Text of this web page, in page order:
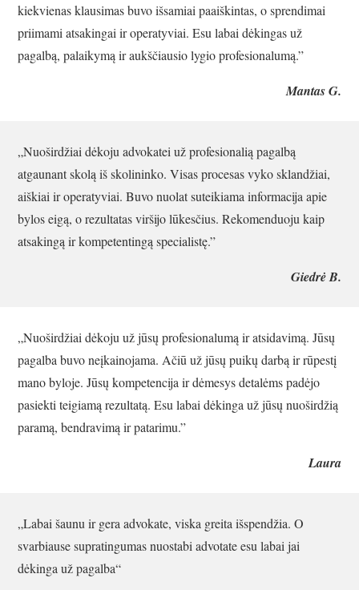
kiekvienas klausimas buvo išsamiai paaiškintas, o sprendimai
priimami atsakingai ir operatyviai. Esu labai dėkingas už
pagalbą, palaikymą ir aukščiausio lygio profesionalumą.”
Mantas G.
„Nuoširdžiai dėkoju advokatei už profesionalią pagalbą
atgaunant skolą iš skolininko. Visas procesas vyko sklandžiai,
aiškiai ir operatyviai. Buvo nuolat suteikiama informacija apie
bylos eigą, o rezultatas viršijo lūkesčius. Rekomenduoju kaip
atsakingą ir kompetentingą specialistę.”
Giedrė B.
„Nuoširdžiai dėkoju už jūsų profesionalumą ir atsidavimą. Jūsų
pagalba buvo neįkainojama. Ačiū už jūsų puikų darbą ir rūpestį
mano byloje. Jūsų kompetencija ir dėmesys detalėms padėjo
pasiekti teigiamą rezultatą. Esu labai dėkinga už jūsų nuoširdžią
paramą, bendravimą ir patarimu.”
Laura
„Labai šaunu ir gera advokate, viska greita išspendžia. O
svarbiause supratingumas nuostabi advotate esu labai jai
dėkinga už pagalba“